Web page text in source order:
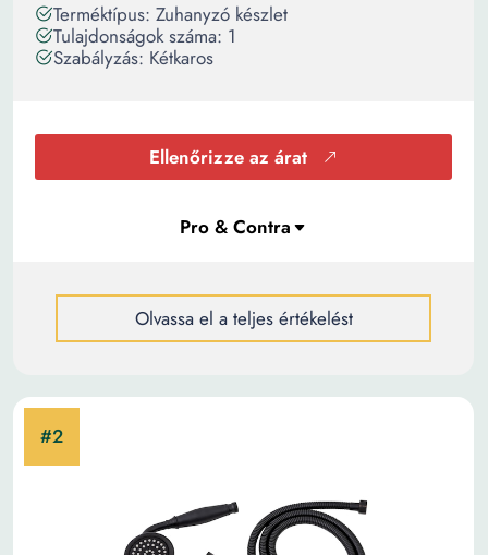
Terméktípus: Zuhanyzó készlet
Tulajdonságok száma: 1
Szabályzás: Kétkaros
Ellenőrizze az árat
Olvassa el a teljes értékelést